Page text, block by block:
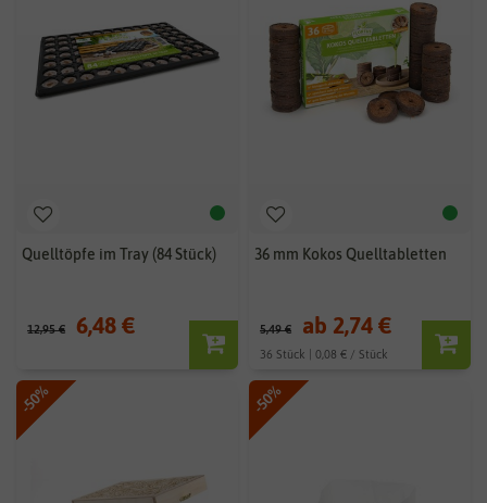
Quelltöpfe im Tray (84 Stück)
12,95 € 6,48 €
36 mm Kokos Quelltabletten
5,49 € ab 2,74 €
36 Stück | 0,08 € / Stück
-50% -50%